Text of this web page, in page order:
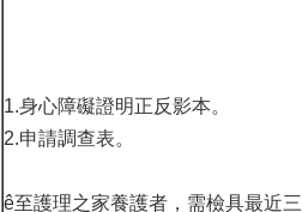
1.身心障礙證明正反影本。
2.申請調查表。
ê至護理之家養護者，需檢具最近三